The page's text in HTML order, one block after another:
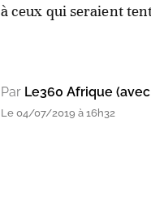
à ceux qui seraient
Par Le360 Afrique
Le 04/07/2019 à 16h32